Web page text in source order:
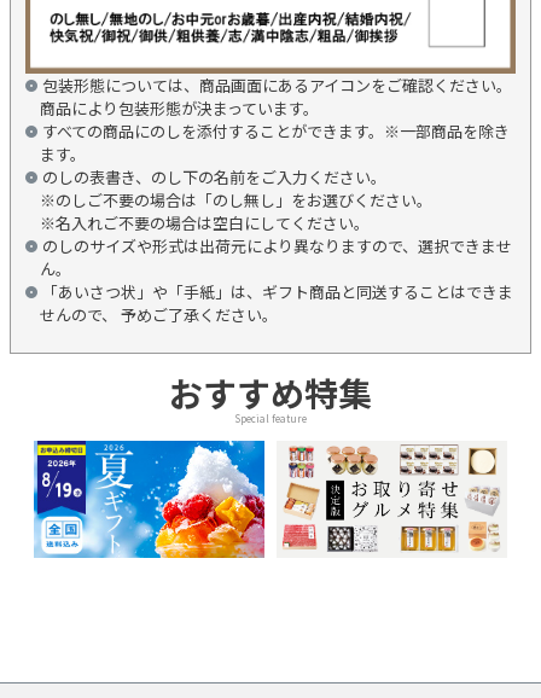
包装形態については、商品画面にあるアイコンをご確認ください。
商品により包装形態が決まっています。
すべての商品にのしを添付することができます。※一部商品を除き
ます。
のしの表書き、のし下の名前をご入力ください。
※のしご不要の場合は「のし無し」をお選びください。
※名入れご不要の場合は空白にしてください。
のしのサイズや形式は出荷元により異なりますので、選択できませ
ん。
「あいさつ状」や「手紙」は、ギフト商品と同送することはできま
せんので、 予めご了承ください。
おすすめ特集
Special feature